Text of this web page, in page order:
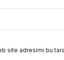
site adresimi bu